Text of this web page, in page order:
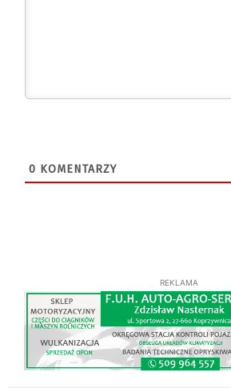
0 KOMENTARZY
REKLAMA